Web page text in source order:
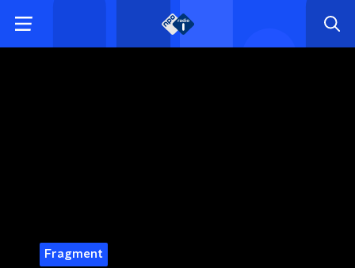
Fragment